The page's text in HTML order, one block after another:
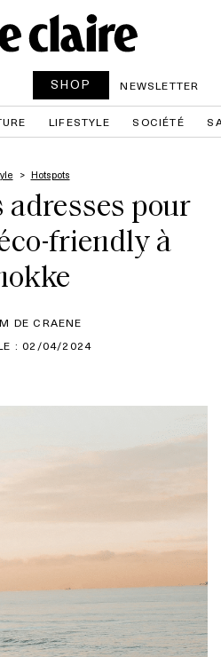
SHOP NEWSLETTER
LIFESTYLE SOCIÉTÉ
Hotspots
adresses pour
friendly à
DE CRAENE
: 02/04/2024